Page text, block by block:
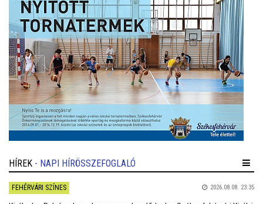
HÍREK - NAPI HÍRÖSSZEFOGLALÓ
FEHÉRVÁRI SZÍNES 2026.08.08. 23:35